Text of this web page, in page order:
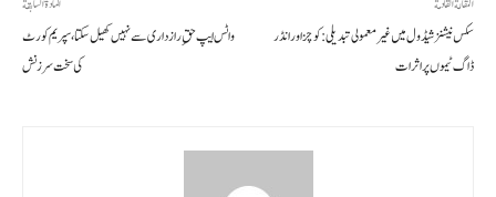
واٹس ایپ حقِ رازداری سے نہیں کھیل سکتا، سپریم کورٹ
کی سخت سرزنش
سکس نیشنز شیڈول میں غیر معمولی تبدیلی: کوچز اور انڈر
ڈاگ ٹیموں پر اثرات